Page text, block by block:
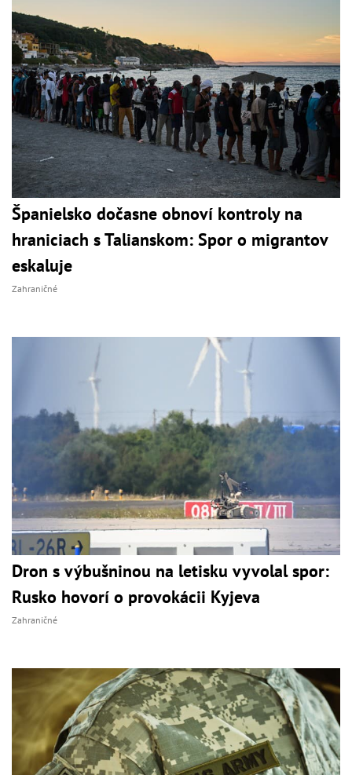
Španielsko dočasne obnoví kontroly na
hraniciach s Talianskom: Spor o migrantov
eskaluje
Zahraničné
Dron s výbušninou na letisku vyvolal spor:
Rusko hovorí o provokácii Kyjeva
Zahraničné